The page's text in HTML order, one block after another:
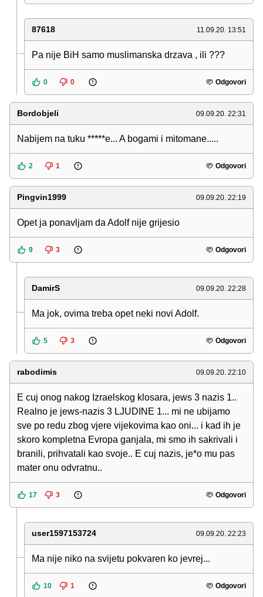
87618 11.09.20. 13:51
Pa nije BiH samo muslimanska drzava , ili ???
0 0 Odgovori
Bordobjeli 09.09.20. 22:31
Nabijem na tuku *****e... A bogami i mitomane.....
2 1 Odgovori
Pingvin1999 09.09.20. 22:19
Opet ja ponavljam da Adolf nije grijesio
9 3 Odgovori
DamirS 09.09.20. 22:28
Ma jok, ovima treba opet neki novi Adolf.
5 3 Odgovori
rabodimis 09.09.20. 22:10
E cuj onog nakog Izraelskog klosara, jews 3 nazis 1..
Realno je jews-nazis 3 LJUDINE 1... mi ne ubijamo
sve po redu zbog vjere vijekovima kao oni... i kad ih je
skoro kompletna Evropa ganjala, mi smo ih sakrivali i
branili, prihvatali kao svoje.. E cuj nazis, je*o mu pas
mater onu odvratnu..
17 3 Odgovori
user1597153724 09.09.20. 22:23
Ma nije niko na svijetu pokvaren ko jevrej...
10 1 Odgovori